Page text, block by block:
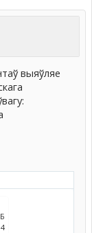
выяўляе
4